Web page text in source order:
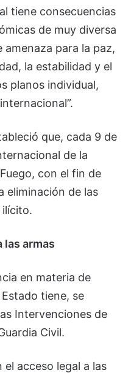
tiene consecuencias
de muy diversa
amenaza para la paz,
la estabilidad y el
planos individual,
que, cada 9 de
de la
con el fin de
eliminación de las
ilícito.
las armas
en materia de
tiene, se
Intervenciones de
Civil.
acceso legal a las